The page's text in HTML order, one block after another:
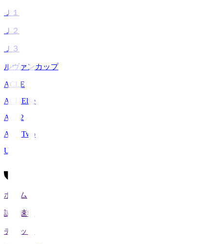
Ｊ１
Ｊ２
Ｊ３
ルヴァンカップ
ACLE
ACL Elite
ACL2
ACL Two
U-21
ホーム
試合速報
チケット